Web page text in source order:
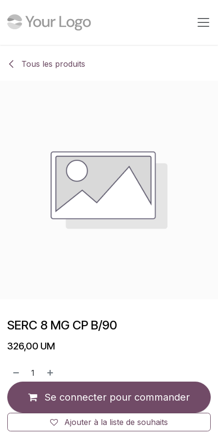
Tous les produits
SERC 8 MG CP B/90
326,00 UM
Se connecter pour commander
Ajouter à la liste de souhaits